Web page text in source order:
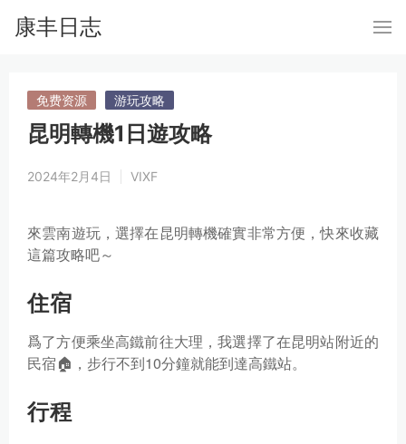
康丰日志
免费资源 游玩攻略
昆明轉機1日遊攻略
2024年2月4日 VIXF
來雲南遊玩，選擇在昆明轉機確實非常方便，快來收藏
這篇攻略吧～
住宿
爲了方便乘坐高鐵前往大理，我選擇了在昆明站附近的
民宿🏠，步行不到10分鐘就能到達高鐵站。
行程